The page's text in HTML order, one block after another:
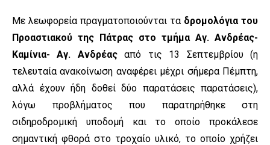
Με λεωφορεία πραγματοποιούνται τα δρομολόγια του
Προαστιακού της Πάτρας στο τμήμα Αγ. Ανδρέας-
Καμίνια- Αγ. Ανδρέαςαπό τις 13 Σεπτεμβρίου (η
τελευταία ανακοίνωση αναφέρει μέχρι σήμερα Πέμπτη,
αλλά έχουν ήδη δοθεί δύο παρατάσεις παρατάσεις),
λόγω προβλήματος που παρατηρήθηκε στη
σιδηροδρομική υποδομή και το οποίο προκάλεσε
σημαντική φθορά στο τροχαίο υλικό, το οποίο χρήζει